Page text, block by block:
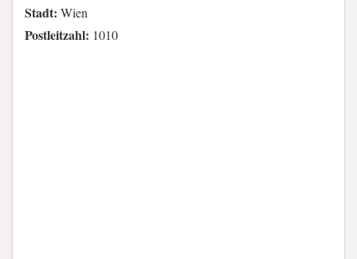
Stadt: Wien
Postleitzahl: 1010